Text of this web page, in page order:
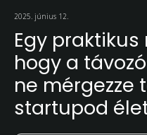
2025. június 12.
Egy
hogy a
ne mérgezze
startupod